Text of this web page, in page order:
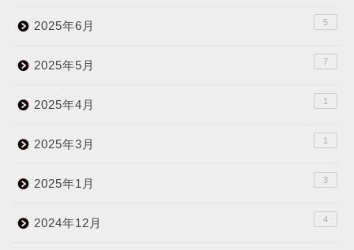
2025年6月 5
2025年5月 7
2025年4月 1
2025年3月 1
2025年1月 3
2024年12月 4